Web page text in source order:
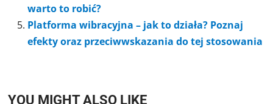
warto to robić?
Platforma wibracyjna – jak to działa? Poznaj
efekty oraz przeciwwskazania do tej stosowania
YOU MIGHT ALSO LIKE